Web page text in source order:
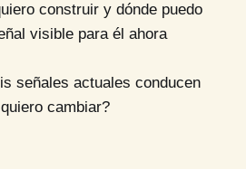
construir y dónde puedo
visible para él ahora
señales actuales conducen
cambiar?